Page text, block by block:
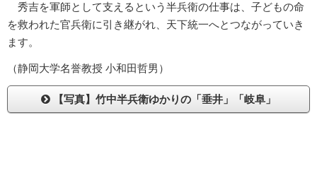
秀吉を軍師として支えるという半兵衛の仕事は、子どもの命
を救われた官兵衛に引き継がれ、天下統一へとつながっていき
ます。
（静岡大学名誉教授 小和田哲男）
【写真】竹中半兵衛ゆかりの「垂井」「岐阜」